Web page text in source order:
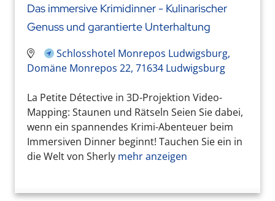
Das immersive Krimidinner - Kulinarischer
Genuss und garantierte Unterhaltung
Schlosshotel Monrepos Ludwigsburg,
Domäne Monrepos 22, 71634 Ludwigsburg
La Petite Détective in 3D-Projektion Video-
Mapping: Staunen und Rätseln Seien Sie dabei,
wenn ein spannendes Krimi-Abenteuer beim
Immersiven Dinner beginnt! Tauchen Sie ein in
die Welt von Sherly mehr anzeigen